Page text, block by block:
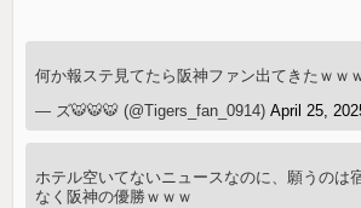
何か報ステ見てたら阪神ファン出てきたｗｗ
— ズ🐯🐯🐯 (@Tigers_fan_0914)April 25,
ホテル空いてないニュースなのに、願うのは
なく阪神の優勝ｗｗｗ